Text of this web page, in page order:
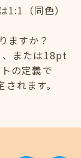
（同色）
ますか？
または18pt
の定義で
れます。